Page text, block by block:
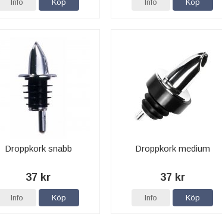
Info Köp Info Köp
Droppkork snabb
37 kr
Info Köp
Droppkork medium
37 kr
Info Köp